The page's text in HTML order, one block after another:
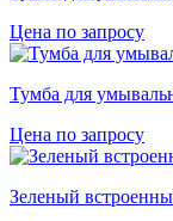
Цена по запросу
Тумба для
Цена по запросу
Зеленый